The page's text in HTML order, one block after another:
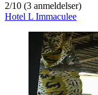
2/10 (3 anmeldelser)
Hotel L Immaculee